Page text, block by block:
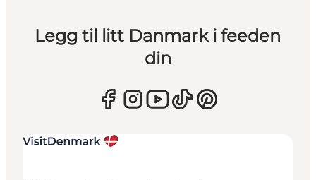
Legg til litt Danmark i feeden
din